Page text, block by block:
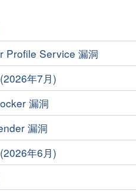
Profile Service 漏洞
年7月)
漏洞
漏洞
年6月)